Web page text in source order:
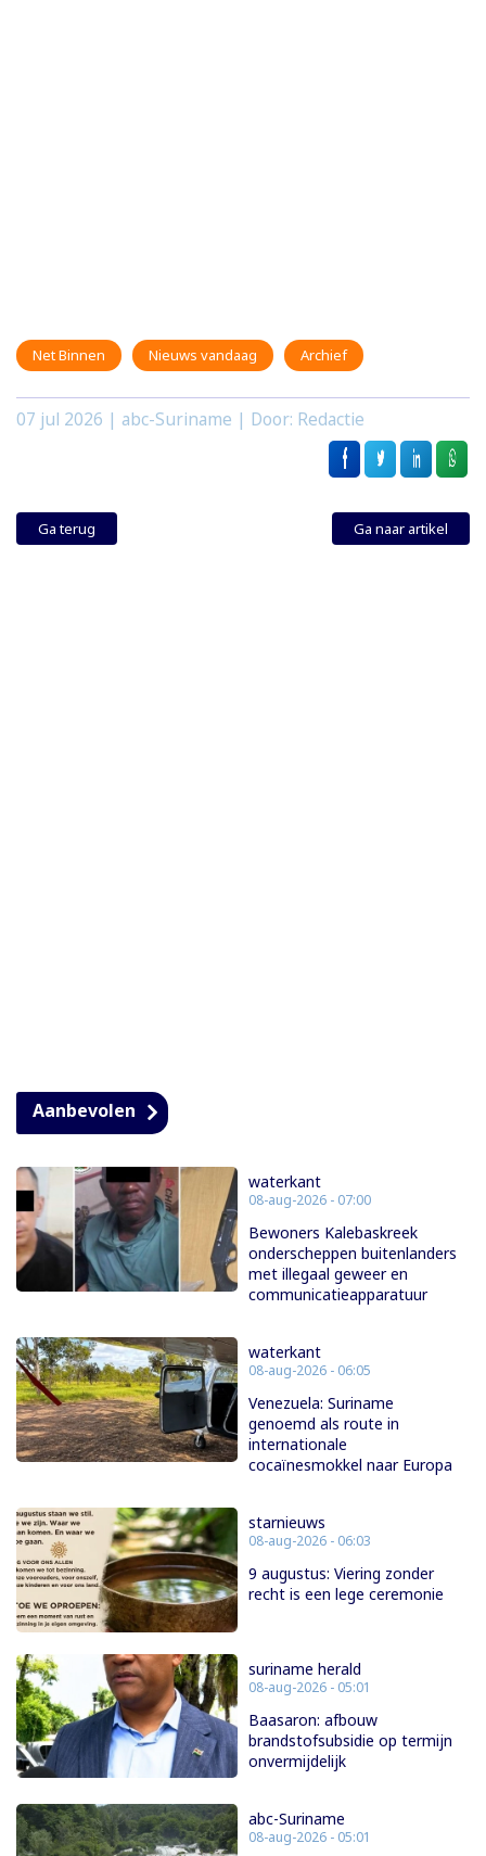
Net Binnen Nieuws vandaag Archief
07 jul 2026 | abc-Suriname | Door: Redactie
Ga terug Ga naar artikel
Aanbevolen
waterkant
08-aug-2026 - 07:00
Bewoners Kalebaskreek
onderscheppen buitenlanders
met illegaal geweer en
communicatieapparatuur
waterkant
08-aug-2026 - 06:05
Venezuela: Suriname
genoemd als route in
internationale
cocaïnesmokkel naar Europa
starnieuws
08-aug-2026 - 06:03
9 augustus: Viering zonder
recht is een lege ceremonie
suriname herald
08-aug-2026 - 05:01
Baasaron: afbouw
brandstofsubsidie op termijn
onvermijdelijk
abc-Suriname
08-aug-2026 - 05:01